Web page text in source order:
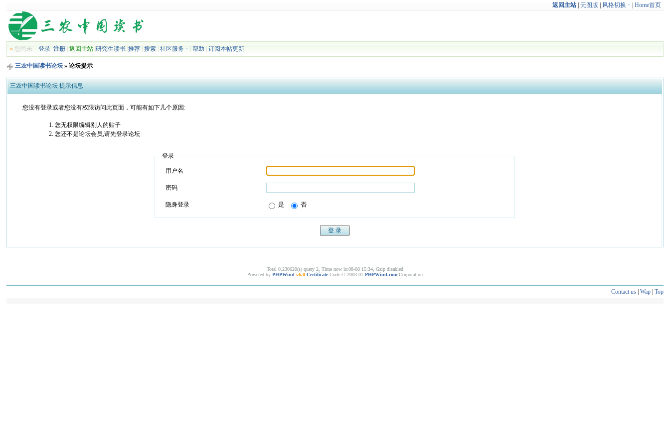
返回主站| 无图版 风格切换 Home首页
» 您尚未登录 注册 |返回主站 |研究生读书 |推荐 |搜索 |社区服务 |帮助 |订阅本帖更新
三农中国读书论坛 » 论坛提示
三农中国读书论坛 提示信息
您没有登录或者您没有权限访问此页面，可能有如下几个原因:
您无权限编辑别人的贴子
您还不是论坛会员,请先登录论坛
登录
用户名
密码
隐身登录 是 否
Total 0.230620(s) query 2, Time now is:08-08 15:34, Gzip disabled
Powered by PHPWind v6.0 Certificate Code © 2003-07 PHPWind.com Corporation
Contact us| Wap| Top